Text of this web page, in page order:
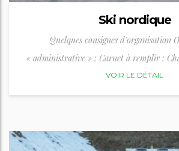
Ski nordique
Quelques consignes d'organisation
« administrative » : Carnet à remplir :
VOIR LE DÉTAIL